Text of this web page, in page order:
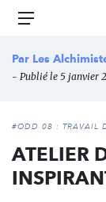
Aller
principal
Menu
Par Les
- Publié le 5 janvier
#ODD 08 : TRAVAIL
ATELIER